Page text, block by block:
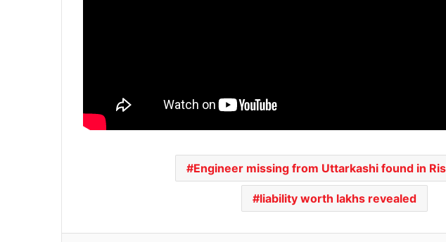
Engineer missing from Uttarkashi found in
liability worth lakhs revealed